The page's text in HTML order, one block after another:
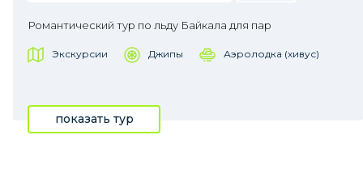
Романтический тур по льду Байкала для пар
Экскурсии Джипы Аэролодка (хивус)
показать тур